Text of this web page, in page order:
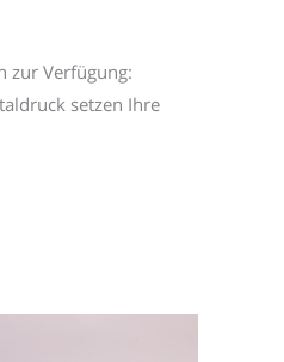
zur Verfügung:
setzen Ihre